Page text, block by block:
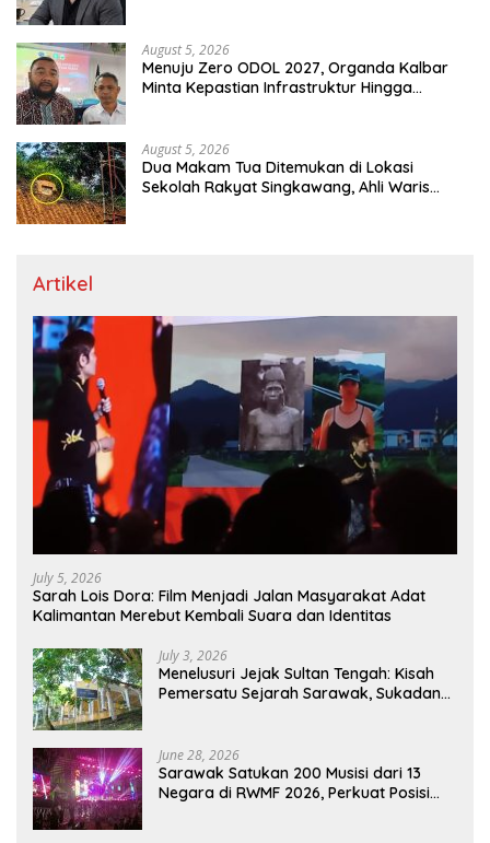
August 5, 2026
Menuju Zero ODOL 2027, Organda Kalbar
Minta Kepastian Infrastruktur Hingga
August 5, 2026
Dua Makam Tua Ditemukan di Lokasi
Sekolah Rakyat Singkawang, Ahli Waris
Artikel
July 5, 2026
Sarah Lois Dora: Film Menjadi Jalan Masyarakat Adat
Kalimantan Merebut Kembali Suara dan Identitas
July 3, 2026
Menelusuri Jejak Sultan Tengah: Kisah
Pemersatu Sejarah Sarawak, Sukadana,
June 28, 2026
Sarawak Satukan 200 Musisi dari 13
Negara di RWMF 2026, Perkuat Posisi